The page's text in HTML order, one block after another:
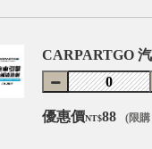
CARPARTGO
優惠價NT$88 (限購